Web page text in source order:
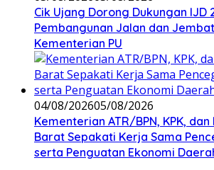
Cik Ujang Dorong Dukungan IJD
Pembangunan Jalan dan
Kementerian PU
04/08/202605/08/2026
Kementerian ATR/BPN, KPK,
Barat Sepakati Kerja Sama
serta Penguatan Ekonomi